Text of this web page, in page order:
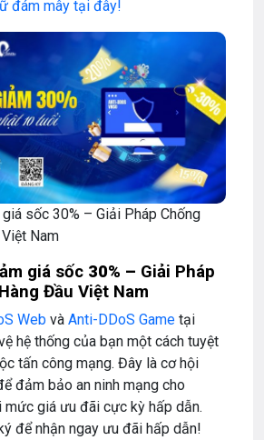
đám mây tại đây!
sốc 30% – Giải Pháp Chống
Nam
giá sốc 30% – Giải Pháp
Đầu Việt Nam
Web và Anti-DDoS Game tại
hệ thống của bạn một cách tuyệt
tấn công mạng. Đây là cơ hội
đảm bảo an ninh mạng cho
mức giá ưu đãi cực kỳ hấp dẫn.
để nhận ngay ưu đãi hấp dẫn!